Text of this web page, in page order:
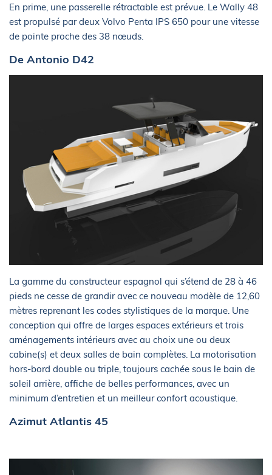
En prime, une passerelle rétractable est prévue. Le Wally 48
est propulsé par deux Volvo Penta IPS 650 pour une vitesse
de pointe proche des 38 nœuds.
De Antonio D42
La gamme du constructeur espagnol qui s’étend de 28 à 46
pieds ne cesse de grandir avec ce nouveau modèle de 12,60
mètres reprenant les codes stylistiques de la marque. Une
conception qui offre de larges espaces extérieurs et trois
aménagements intérieurs avec au choix une ou deux
cabine(s) et deux salles de bain complètes. La motorisation
hors-bord double ou triple, toujours cachée sous le bain de
soleil arrière, affiche de belles performances, avec un
minimum d’entretien et un meilleur confort acoustique.
Azimut Atlantis 45